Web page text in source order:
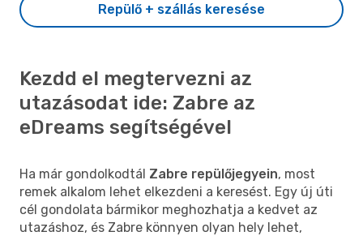
Repülő + szállás keresése
Kezdd el megtervezni az
utazásodat ide: Zabre az
eDreams segítségével
Ha már gondolkodtál Zabre repülőjegyein, most
remek alkalom lehet elkezdeni a keresést. Egy új úti
cél gondolata bármikor meghozhatja a kedvet az
utazáshoz, és Zabre könnyen olyan hely lehet,